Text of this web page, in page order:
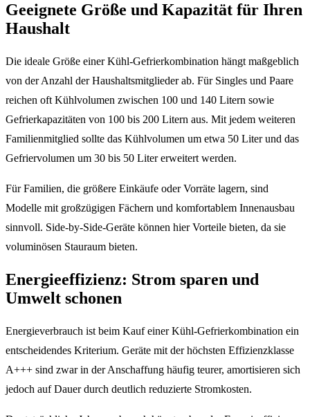
Geeignete Größe und Kapazität für Ihren
Haushalt
Die ideale Größe einer Kühl-Gefrierkombination hängt maßgeblich
von der Anzahl der Haushaltsmitglieder ab. Für Singles und Paare
reichen oft Kühlvolumen zwischen 100 und 140 Litern sowie
Gefrierkapazitäten von 100 bis 200 Litern aus. Mit jedem weiteren
Familienmitglied sollte das Kühlvolumen um etwa 50 Liter und das
Gefriervolumen um 30 bis 50 Liter erweitert werden.
Für Familien, die größere Einkäufe oder Vorräte lagern, sind
Modelle mit großzügigen Fächern und komfortablem Innenausbau
sinnvoll. Side-by-Side-Geräte können hier Vorteile bieten, da sie
voluminösen Stauraum bieten.
Energieeffizienz: Strom sparen und
Umwelt schonen
Energieverbrauch ist beim Kauf einer Kühl-Gefrierkombination ein
entscheidendes Kriterium. Geräte mit der höchsten Effizienzklasse
A+++ sind zwar in der Anschaffung häufig teurer, amortisieren sich
jedoch auf Dauer durch deutlich reduzierte Stromkosten.